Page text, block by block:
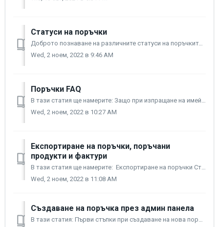
Статуси на поръчки
Доброто познаване на различните статуси на поръчките е важно, за да разберете и следите как и при какви условия се случват последващите процеси, например...
Wed, 2 ноем, 2022 в 9:46 AM
Поръчки FAQ
В тази статия ще намерите: Защо при изпращане на имейл известие за незавършена поръчка, в последствие тя изчезва? Как да изтрия поръчка? Мога ли да създ...
Wed, 2 ноем, 2022 в 10:27 AM
Експортиране на поръчки, поръчани
продукти и фактури
В тази статия ще намерите: Експортиране на поръчки Структура на CSV файла с експортирани поръчки Експортиране на поръчани продукти Експортиране на фак...
Wed, 2 ноем, 2022 в 11:08 AM
Създаване на поръчка през админ панела
В тази статия: Първи стъпки при създаване на нова поръчка Добавяне на продукт Добавяне на адрес за фактура Избиране на методи за плащане Фина...